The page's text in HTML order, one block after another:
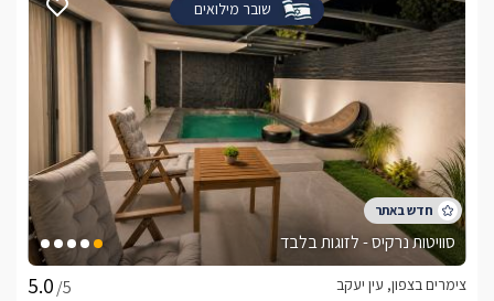
שובר מילואים
סוויטות נרקיס - לזוגות בלבד
/5
צימרים בצפון, עין יעקב